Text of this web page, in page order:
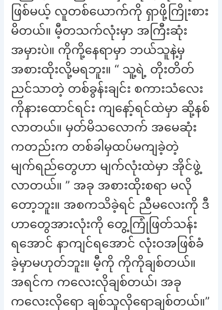
ဖြစ်မယ့် လူတစ်ယောက်ကို ရှာဖို့ကြိုးစား
မိတယ်။ မီ့တသက်လုံးမှာ အကြီးဆုံး
အမှားပဲ။ ကိုကို့နေရာမှာ ဘယ်သူနဲ့မှ
အစားထိုးလို့မရဘူး။ “ သူ့ရဲ့ တိုးတိတ်
ညင်သာတဲ့ တစ်ခွန်းချင်း စကားသံလေး
ကိုနားထောင်ရင်း ကျနော့်ရင်ထဲမှာ ဆို့နစ်
လာတယ်။ မှတ်မိသလောက် အမေဆုံး
ကတည်းက တစ်ခါမှထပ်မကျခဲ့တဲ့
မျက်ရည်တွေဟာ မျက်လုံးထဲမှာ အိုင်ဖွဲ့
လာတယ်။ ” အခု အစားထိုးစရာ မလို
တော့ဘူး။ အစကသိခဲ့ရင် ညီမလေးကို ဒီ
ဟာတွေအားလုံးကို တွေ့ကြုံဖြတ်သန်း
ရအောင် နာကျင်ရအောင် လုံးဝအဖြစ်ခံ
ခဲ့မှာမဟုတ်ဘူး။ မီ့ကို ကိုကိုချစ်တယ်။
အရင်က ကလေးလိုချစ်တယ်၊ အခု
ကလေးလိုရော ချစ်သူလိုရောချစ်တယ်။”